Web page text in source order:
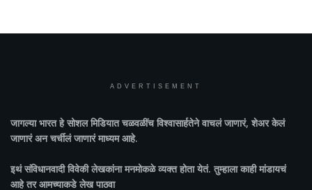
ADVERTISEMENT
जागल्या भारतहे सोशल मिडियात चळवळींच विश्वासार्हतेने वाचलं जाणारं, शेअर केलं
जाणारं अन चर्चीलं जाणारं माध्यम आहे.
इथं संविधानवादी विवेकी लेखकांना मनमोकळे व्यक्त होता येतं. तुम्हाला काही मांडायचं
आहे तर आमच्याकडे लेख पाठवा